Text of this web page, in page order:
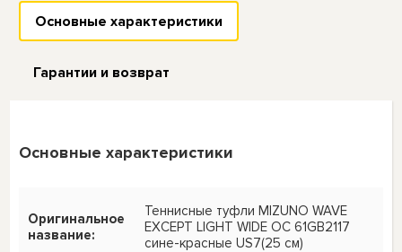
Основные характеристики
Гарантии и возврат
Основные характеристики
Оригинальное
название:
Теннисные туфли MIZUNO WAVE
EXCEPT LIGHT WIDE OC 61GB2117
сине-красные US7(25 см)